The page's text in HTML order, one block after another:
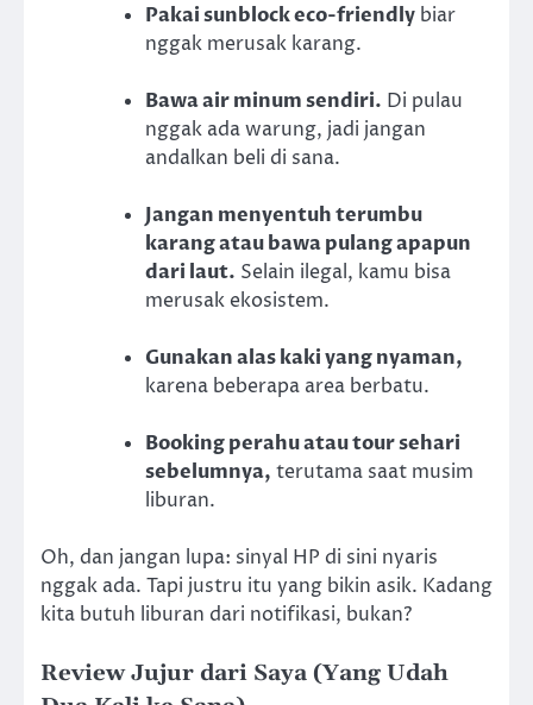
Pakai sunblock eco-friendly biar
nggak merusak karang.
Bawa air minum sendiri. Di pulau
nggak ada warung, jadi jangan
andalkan beli di sana.
Jangan menyentuh terumbu
karang atau bawa pulang apapun
dari laut. Selain ilegal, kamu bisa
merusak ekosistem.
Gunakan alas kaki yang nyaman,
karena beberapa area berbatu.
Booking perahu atau tour sehari
sebelumnya, terutama saat musim
liburan.
Oh, dan jangan lupa: sinyal HP di sini nyaris
nggak ada. Tapi justru itu yang bikin asik. Kadang
kita butuh liburan dari notifikasi, bukan?
Review Jujur dari Saya (Yang Udah